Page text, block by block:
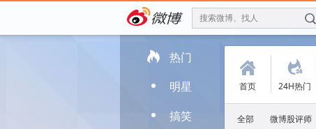
搜索微博、找人 f
 热门
D 明星
D 搞笑
(
首页
.
24H热门
全部 微博股评师